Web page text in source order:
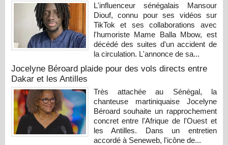
L'influenceur sénégalais Mansour
Diouf, connu pour ses vidéos sur
TikTok et ses collaborations avec
l'humoriste Mame Balla Mbow, est
décédé des suites d'un accident de
la circulation. L'annonce de sa...
Jocelyne Béroard plaide pour des vols directs entre
Dakar et les Antilles
Très attachée au Sénégal, la
chanteuse martiniquaise Jocelyne
Béroard souhaite un rapprochement
concret entre l'Afrique de l'Ouest et
les Antilles. Dans un entretien
accordé à Seneweb, l'icône de...